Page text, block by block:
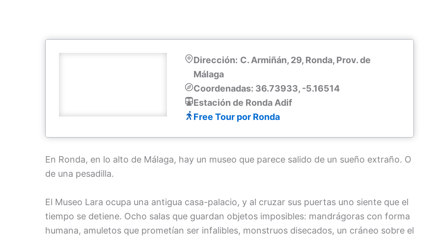
Dirección: C. Armiñán, 29, Ronda, Prov. de
Málaga
Coordenadas: 36.73933, -5.16514
Estación de Ronda Adif
Free Tour por Ronda
En Ronda, en lo alto de Málaga, hay un museo que parece salido de un sueño extraño. O
de una pesadilla.
El Museo Lara ocupa una antigua casa-palacio, y al cruzar sus puertas uno siente que el
tiempo se detiene. Ocho salas que guardan objetos imposibles: mandrágoras con forma
humana, amuletos que prometían ser infalibles, monstruos disecados, un cráneo sobre el